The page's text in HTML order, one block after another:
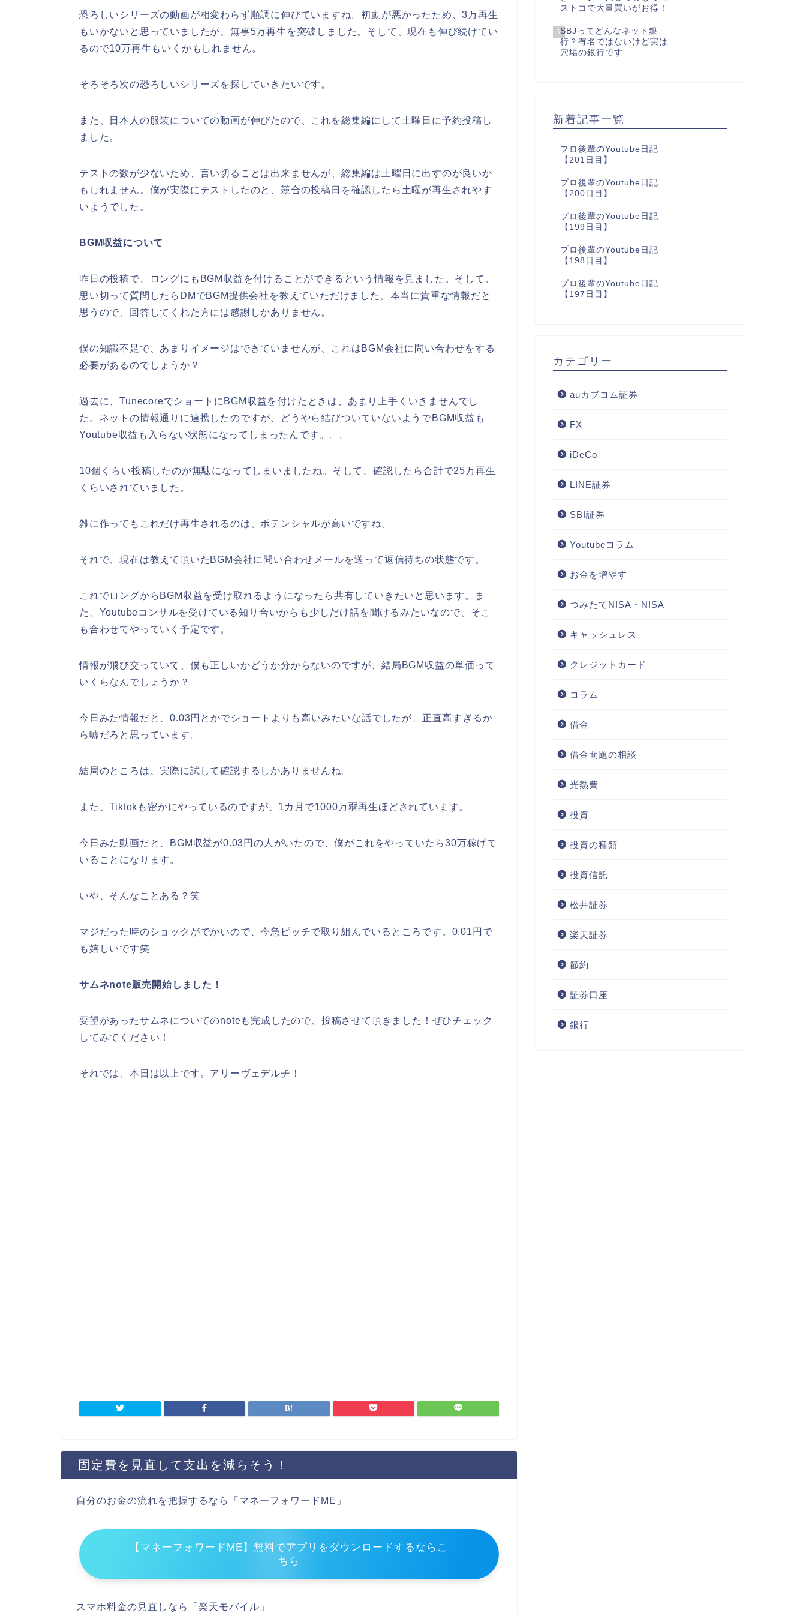
恐ろしいシリーズの動画が相変わらず順調に伸びていますね。初動が悪かったため、3万再生
もいかないと思っていましたが、無事5万再生を突破しました。そして、現在も伸び続けてい
るので10万再生もいくかもしれません。
そろそろ次の恐ろしいシリーズを探していきたいです。
また、日本人の服装についての動画が伸びたので、これを総集編にして土曜日に予約投稿し
ました。
テストの数が少ないため、言い切ることは出来ませんが、総集編は土曜日に出すのが良いか
もしれません。僕が実際にテストしたのと、競合の投稿日を確認したら土曜が再生されやす
いようでした。
BGM収益について
昨日の投稿で、ロングにもBGM収益を付けることができるという情報を見ました。そして、
思い切って質問したらDMでBGM提供会社を教えていただけました。本当に貴重な情報だと
思うので、回答してくれた方には感謝しかありません。
僕の知識不足で、あまりイメージはできていませんが、これはBGM会社に問い合わせをする
必要があるのでしょうか？
過去に、TunecoreでショートにBGM収益を付けたときは、あまり上手くいきませんでし
た。ネットの情報通りに連携したのですが、どうやら結びついていないようでBGM収益も
Youtube収益も入らない状態になってしまったんです。。。
10個くらい投稿したのが無駄になってしまいましたね。そして、確認したら合計で25万再生
くらいされていました。
雑に作ってもこれだけ再生されるのは、ポテンシャルが高いですね。
それで、現在は教えて頂いたBGM会社に問い合わせメールを送って返信待ちの状態です。
これでロングからBGM収益を受け取れるようになったら共有していきたいと思います。ま
た、Youtubeコンサルを受けている知り合いからも少しだけ話を聞けるみたいなので、そこ
も合わせてやっていく予定です。
情報が飛び交っていて、僕も正しいかどうか分からないのですが、結局BGM収益の単価って
いくらなんでしょうか？
今日みた情報だと、0.03円とかでショートよりも高いみたいな話でしたが、正直高すぎるか
ら嘘だろと思っています。
結局のところは、実際に試して確認するしかありませんね。
また、Tiktokも密かにやっているのですが、1カ月で1000万弱再生ほどされています。
今日みた動画だと、BGM収益が0.03円の人がいたので、僕がこれをやっていたら30万稼げて
いることになります。
いや、そんなことある？笑
マジだった時のショックがでかいので、今急ピッチで取り組んでいるところです。0.01円で
も嬉しいです笑
サムネnote販売開始しました！
要望があったサムネについてのnoteも完成したので、投稿させて頂きました！ぜひチェック
してみてください！
それでは、本日は以上です。アリーヴェデルチ！
固定費を見直して支出を減らそう！
自分のお金の流れを把握するなら「マネーフォワードME」
【マネーフォワードME】無料でアプリをダウンロードするならこ
ちら
スマホ料金の見直しなら「楽天モバイル」
ストコで大量買いがお得！
5SBJってどんなネット銀
行？有名ではないけど実は
穴場の銀行です
新着記事一覧
プロ後輩のYoutube日記
【201日目】
プロ後輩のYoutube日記
【200日目】
プロ後輩のYoutube日記
【199日目】
プロ後輩のYoutube日記
【198日目】
プロ後輩のYoutube日記
【197日目】
カテゴリー
auカブコム証券
FX
iDeCo
LINE証券
SBI証券
Youtubeコラム
お金を増やす
つみたてNISA・NISA
キャッシュレス
クレジットカード
コラム
借金
借金問題の相談
光熱費
投資
投資の種類
投資信託
松井証券
楽天証券
節約
証券口座
銀行